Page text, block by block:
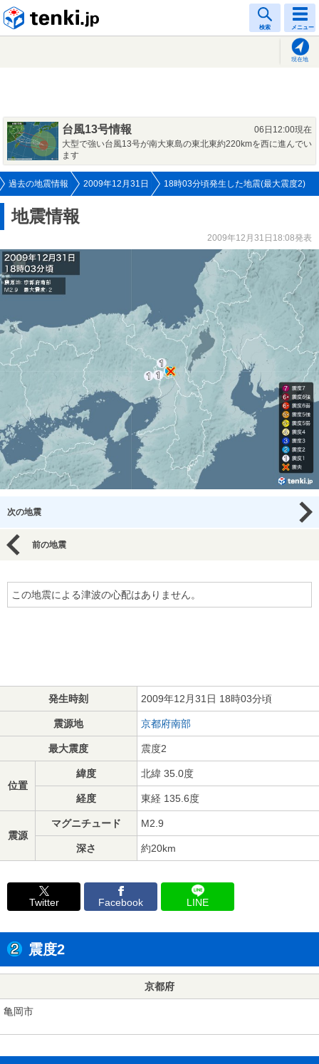
検索 メニュー
現在地
台風13号情報
06日12:00現在
大型で強い台風13号が南大東島の東北東約220kmを西に進んでい
ます
過去の地震情報 2009年12月31日 18時03分頃発生した地震(最大震度2)
地震情報
2009年12月31日18:08発表
次の地震
前の地震
この地震による津波の心配はありません。
発生時刻 2009年12月31日 18時03分頃
震源地 京都府南部
最大震度 震度2
位置
緯度 北緯 35.0度
経度 東経 135.6度
震源
マグニチュード M2.9
深さ 約20km
Twitter Facebook LINE
震度2
京都府
亀岡市